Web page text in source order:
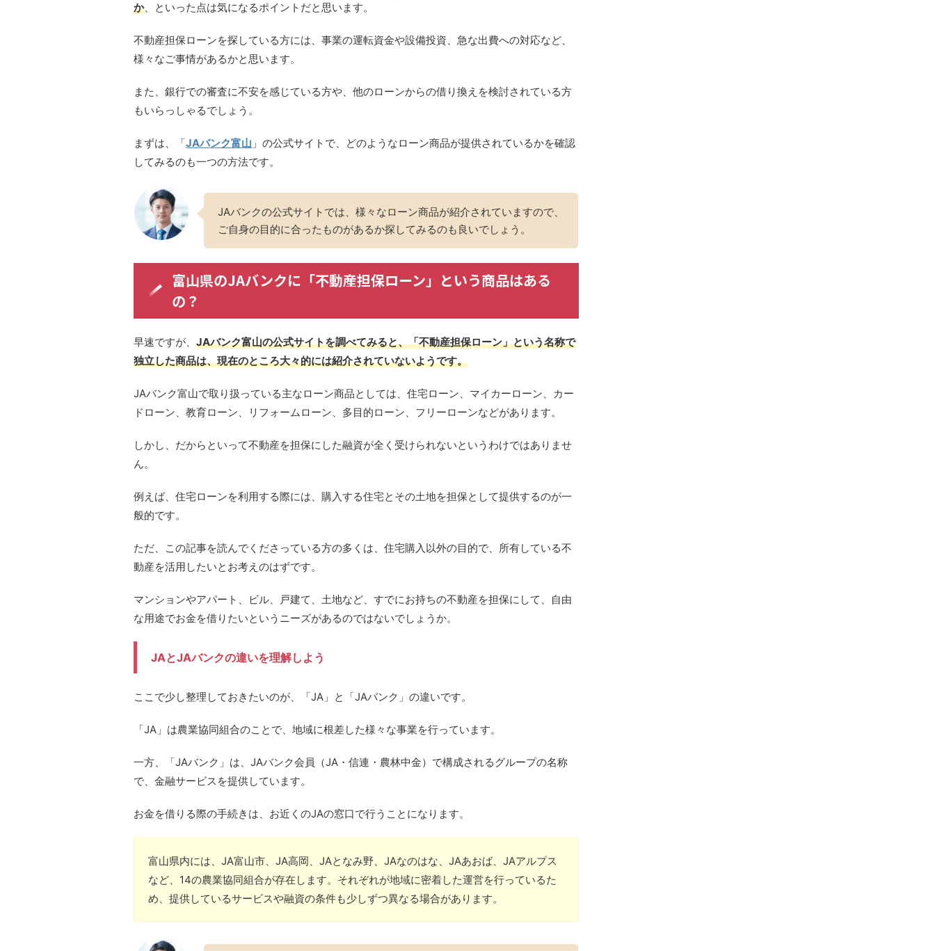
か、といった点は気になるポイントだと思います。
不動産担保ローンを探している方には、事業の運転資金や設備投資、急な出費への対応など、
様々なご事情があるかと思います。
また、銀行での審査に不安を感じている方や、他のローンからの借り換えを検討されている方
もいらっしゃるでしょう。
まずは、「JAバンク富山 」の公式サイトで、どのようなローン商品が提供されているかを確認
してみるのも一つの方法です。
JAバンクの公式サイトでは、様々なローン商品が紹介されていますので、
ご自身の目的に合ったものがあるか探してみるのも良いでしょう。
富山県のJAバンクに「不動産担保ローン」という商品はある
の？
早速ですが、 JAバンク富山の公式サイトを調べてみると、「不動産担保ローン」という名称で
独立した商品は、現在のところ大々的には紹介されていないようです。
JAバンク富山で取り扱っている主なローン商品としては、住宅ローン、マイカーローン、カー
ドローン、教育ローン、リフォームローン、多目的ローン、フリーローンなどがあります。
しかし、だからといって不動産を担保にした融資が全く受けられないというわけではありませ
ん。
例えば、住宅ローンを利用する際には、購入する住宅とその土地を担保として提供するのが一
般的です。
ただ、この記事を読んでくださっている方の多くは、住宅購入以外の目的で、所有している不
動産を活用したいとお考えのはずです。
マンションやアパート、ビル、戸建て、土地など、すでにお持ちの不動産を担保にして、自由
な用途でお金を借りたいというニーズがあるのではないでしょうか。
JAとJAバンクの違いを理解しよう
ここで少し整理しておきたいのが、「JA」と「JAバンク」の違いです。
「JA」は農業協同組合のことで、地域に根差した様々な事業を行っています。
一方、「JAバンク」は、JAバンク会員（JA・信連・農林中金）で構成されるグループの名称
で、金融サービスを提供しています。
お金を借りる際の手続きは、お近くのJAの窓口で行うことになります。
富山県内には、JA富山市、JA高岡、JAとなみ野、JAなのはな、JAあおば、JAアルプス
など、14の農業協同組合が存在します。それぞれが地域に密着した運営を行っているた
め、提供しているサービスや融資の条件も少しずつ異なる場合があります。